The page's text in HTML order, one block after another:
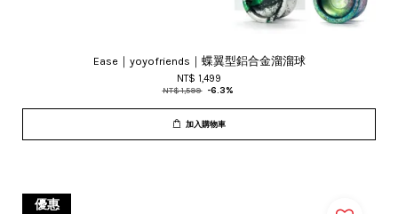
Ease｜yoyofriends｜蝶翼型鋁合金溜溜球
NT$ 1,499
NT$ 1,599 -6.3%
加入購物車
優惠